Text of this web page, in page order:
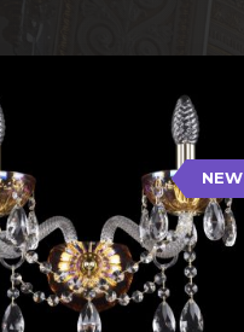
NEW
2/165 G Shampan/M-1H
Тип: Хрустальные
арматуры: Золото/
Кол-во ламп: 2